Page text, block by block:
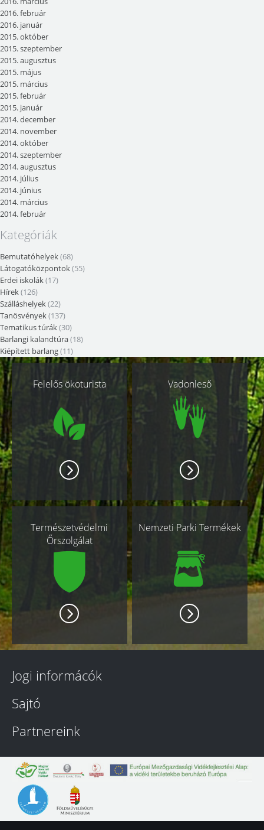
2016. február
2016. január
2015. október
2015. szeptember
2015. augusztus
2015. május
2015. március
2015. február
2015. január
2014. december
2014. november
2014. október
2014. szeptember
2014. augusztus
2014. július
2014. június
2014. március
2014. február
Kategóriák
Bemutatóhelyek(68)
Látogatóközpontok(55)
Erdei iskolák(17)
Hírek(126)
Szálláshelyek(22)
Tanösvények(137)
Tematikus túrák(30)
Barlangi kalandtúra(18)
Kiépített barlang(11)
Kapcsolódó
oldalakFelelős ökoturista Vadonleső
Természetvédelmi
Őrszolgálat
Nemzeti Parki Termékek
Jogi informácók
Sajtó
Partnereink